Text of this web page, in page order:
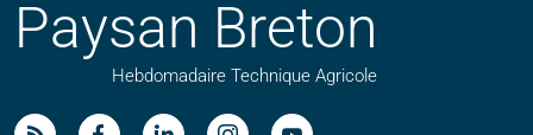
Paysan Breton
Hebdomadaire Technique Agricole